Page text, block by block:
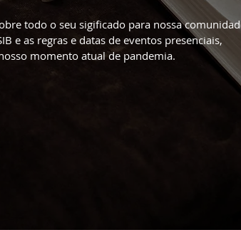
todo o seu sigificado para nossa
e as regras e datas de eventos presenciais,
momento atual de pandemia.